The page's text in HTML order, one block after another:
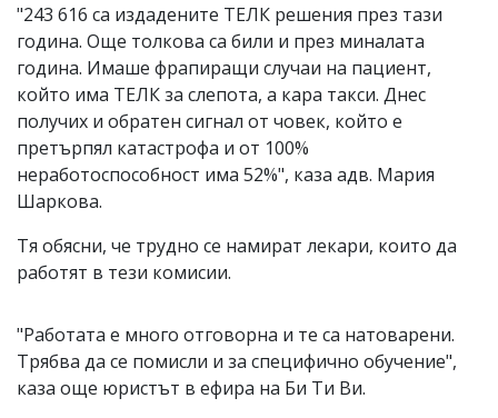
тях!
Ако
откриете
обиден
за
вас
коментар,
моля
сигнализирайте
ни!
"243 616 са издадените ТЕЛК решения през тази
година. Още толкова са били и през миналата
година. Имаше фрапиращи случаи на пациент,
който има ТЕЛК за слепота, а кара такси. Днес
получих и обратен сигнал от човек, който е
претърпял катастрофа и от 100%
неработоспособност има 52%", каза адв. Мария
Шаркова.
Тя обясни, че трудно се намират лекари, които да
работят в тези комисии.
"Работата е много отговорна и те са натоварени.
Трябва да се помисли и за специфично обучение",
каза още юристът в ефира на Би Ти Ви.